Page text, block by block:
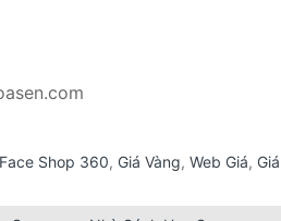
Shop 360, Giá Vàng, Web Giá, Giá